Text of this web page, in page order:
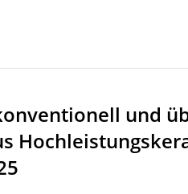
und